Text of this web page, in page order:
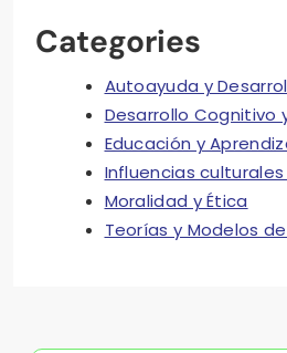
Categories
Autoayuda y
Desarrollo Cognitivo
Educación y
Influencias
Moralidad y Ética
Teorías y Modelos